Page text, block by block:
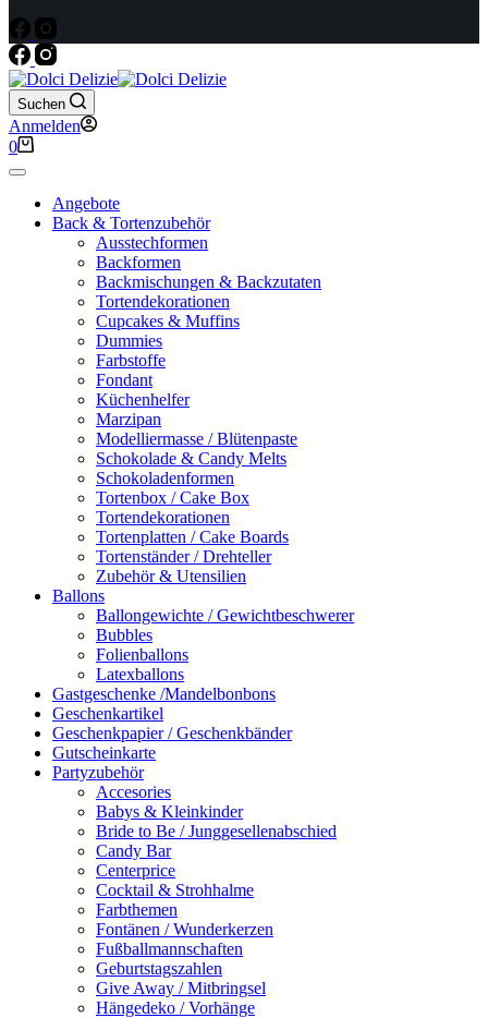
Suchen
Anmelden
Warenkorb
0
Angebote
Back & Tortenzubehör
Ausstechformen
Backformen
Backmischungen & Backzutaten
Tortendekorationen
Cupcakes & Muffins
Dummies
Farbstoffe
Fondant
Küchenhelfer
Marzipan
Modelliermasse / Blütenpaste
Schokolade & Candy Melts
Schokoladenformen
Tortenbox / Cake Box
Tortendekorationen
Tortenplatten / Cake Boards
Tortenständer / Drehteller
Zubehör & Utensilien
Ballons
Ballongewichte / Gewichtbeschwerer
Bubbles
Folienballons
Latexballons
Gastgeschenke /Mandelbonbons
Geschenkartikel
Geschenkpapier / Geschenkbänder
Gutscheinkarte
Partyzubehör
Accesories
Babys & Kleinkinder
Bride to Be / Junggesellenabschied
Candy Bar
Centerprice
Cocktail & Strohhalme
Farbthemen
Fontänen / Wunderkerzen
Fußballmannschaften
Geburtstagszahlen
Give Away / Mitbringsel
Hängedeko / Vorhänge